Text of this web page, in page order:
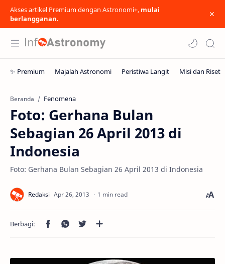
Akses artikel Premium dengan Astronomi+, mulai
berlangganan.
Beranda Fenomena
Foto: Gerhana Bulan
Sebagian 26 April 2013 di
Indonesia
Foto: Gerhana Bulan Sebagian 26 April 2013 di Indonesia
1 min read